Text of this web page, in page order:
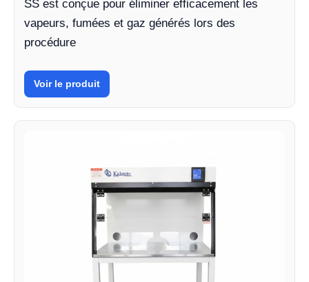
SS est conçue pour éliminer efficacement les
vapeurs, fumées et gaz générés lors des
procédure
Voir le produit